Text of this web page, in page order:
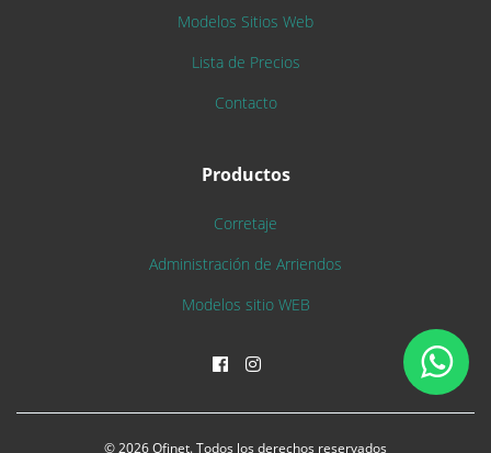
Modelos Sitios Web
Lista de Precios
Contacto
Productos
Corretaje
Administración de Arriendos
Modelos sitio WEB
© 2026 Ofinet. Todos los derechos reservados